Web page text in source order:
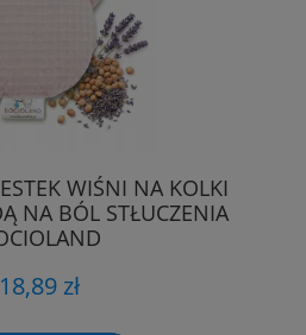
WIŚNI NA KOLKI
NA BÓL STŁUCZENIA
18,89 zł